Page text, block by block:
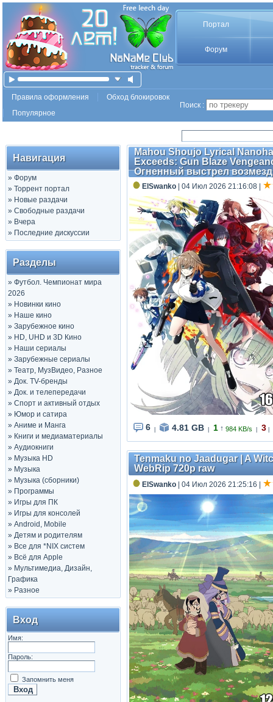
Портал
Форум
Правила оформления
Обход блокировок
Популярное
Поиск :
Навигация
» Форум
» Торрент портал
» Новые раздачи
» Свободные раздачи
» Вчера
» Последние дискуссии
Разделы
» Футбол. Чемпионат мира
2026
» Новинки кино
» Наше кино
» Зарубежное кино
» HD, UHD и 3D Кино
» Наши сериалы
» Зарубежные сериалы
» Театр, МузВидео, Разное
» Док. TV-бренды
» Док. и телепередачи
» Спорт и активный отдых
» Юмор и сатира
» Аниме и Манга
» Книги и медиаматериалы
» Аудиокниги
» Музыка HD
» Музыка
» Музыка (сборники)
» Программы
» Игры для ПК
» Игры для консолей
» Android, Mobile
» Детям и родителям
» Все для *NIX систем
» Всё для Apple
» Мультимедиа, Дизайн,
Графика
» Разное
Вход
Имя:
Пароль:
Запомнить меня
Mahou Shoujo Lyrical
Exceeds: Gun Blaze
Огненный выстрел
ElSwanko | 04 Июл 2026 21:16:08
6 4.81 GB 1 ↑ 984 KB/s 3
Tenmaku no Jaadugar | A
WebRip 720p raw
ElSwanko | 04 Июл 2026 21:25:16